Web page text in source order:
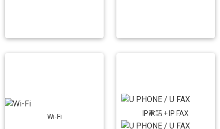
Wi-Fi IP電話 + IP FAX